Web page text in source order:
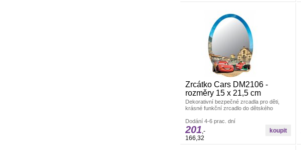
Zrcátko Cars DM2106 -
rozměry 15 x 21,5 cm
Dekorativní bezpečné zrcadla pro děti,
krásné funkční zrcadlo do dětského
Rozměry: 15 x 22 cm.
Dodání 4-6 prac. dní
201,-
166,32